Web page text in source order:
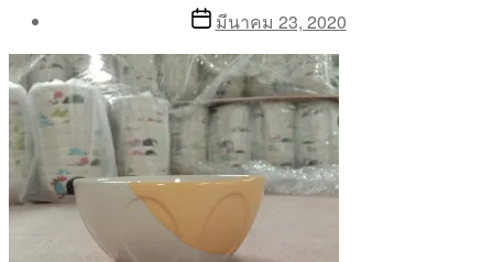
By
Aea
Postมีนาคม 23, 2020